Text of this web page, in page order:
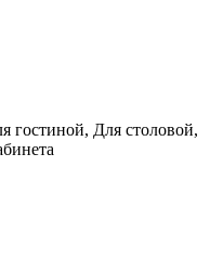
гостиной, Для столовой,